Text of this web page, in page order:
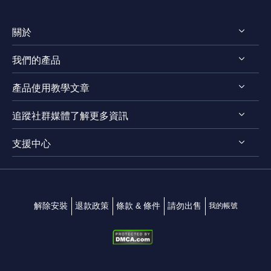
關於
認識EaseUS
評測 & 獎項
法律聲明
我們的產品
RecExperts for Windows
RecExperts for Mac
Online Screen Recorder
產品使用教學文章
螢幕錄影軟體
Mac App 商店
追蹤社群媒體了解更多資訊
 
支援中心
解除安裝 退款政策 條款 & 條件 請勿出售 我的帳號